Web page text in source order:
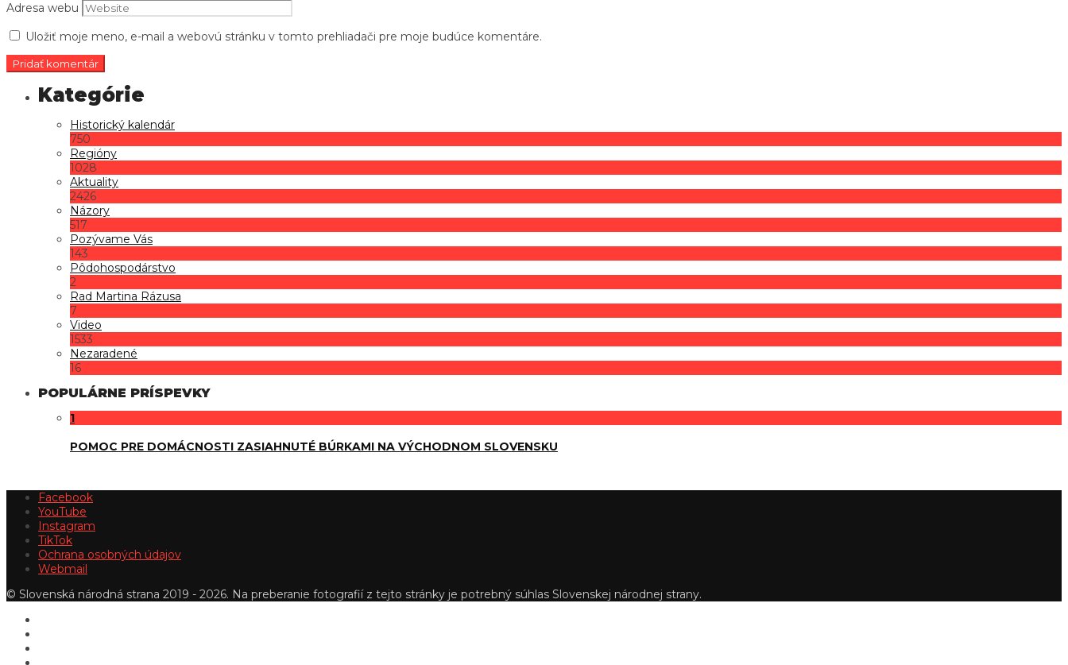
Adresa webu
Uložiť moje meno, e-mail a webovú stránku v tomto prehliadači pre moje budúce komentáre.
Historický kalendár
750
Regióny
1028
Aktuality
2426
Názory
517
Pozývame Vás
143
Pôdohospodárstvo
2
Rad Martina Rázusa
7
Video
1533
Nezaradené
16
POPULÁRNE PRÍSPEVKY
1
POMOC PRE DOMÁCNOSTI ZASIAHNUTÉ BÚRKAMI NA VÝCHODNOM SLOVENSKU
Facebook
YouTube
Instagram
TikTok
Ochrana osobných údajov
Webmail
© Slovenská národná strana 2019 - 2026. Na preberanie fotografií z tejto stránky je potrebný súhlas Slovenskej národnej strany.